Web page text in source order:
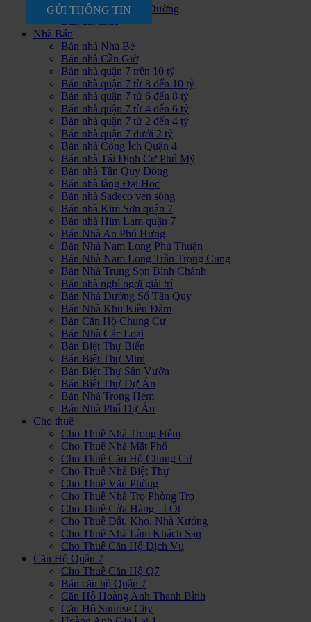
Bán Đất Khu Nghĩ Dưỡng
Bán đất khác
Nhà Bán
Bán nhà Nhà Bè
Bán nhà Cần Giờ
Bán nhà quận 7 trên 10 tỷ
Bán nhà quận 7 từ 8 đến 10 tỷ
Bán nhà quận 7 từ 6 đến 8 tỷ
Bán nhà quận 7 từ 4 đến 6 tỷ
Bán nhà quận 7 từ 2 đến 4 tỷ
Bán nhà quận 7 dưới 2 tỷ
Bán nhà Công Ích Quận 4
Bán nhà Tái Định Cư Phú Mỹ
Bán nhà Tân Quy Đông
Bán nhà làng Đại Học
Bán nhà Sadeco ven sông
Bán nhà Kim Sơn quận 7
Bán nhà Him Lam quận 7
Bán Nhà An Phú Hưng
Bán Nhà Nam Long Phú Thuận
Bán Nhà Nam Long Trần Trọng Cung
Bán Nhà Trung Sơn Bình Chánh
Bán nhà nghỉ ngơi giải trí
Bán Nhà Đường Số Tân Quy
Bán Nhà Khu Kiều Đàm
Bán Căn Hộ Chung Cư
Bán Nhà Các Loại
Bán Biệt Thự Biển
Bán Biệt Thự Mini
Bán Biệt Thự Sân Vườn
Bán Biệt Thự Dự Án
Bán Nhà Trong Hẻm
Bán Nhà Phố Dự Án
Cho thuê
Cho Thuê Nhà Trong Hẻm
Cho Thuê Nhà Mặt Phố
Cho Thuê Căn Hộ Chung Cư
Cho Thuê Nhà Biệt Thự
Cho Thuê Văn Phòng
Cho Thuê Nhà Trọ Phòng Trọ
Cho Thuê Cửa Hàng - I Ốt
Cho Thuê Đất, Kho, Nhà Xưởng
Cho Thuê Nhà Làm Khách Sạn
Cho Thuê Căn Hộ Dịch Vụ
Căn Hộ Quận 7
Cho Thuê Căn Hộ Q7
Bán căn hộ Quận 7
Căn Hộ Hoàng Anh Thanh Bình
Căn Hộ Sunrise City
GỬI THÔNG TIN